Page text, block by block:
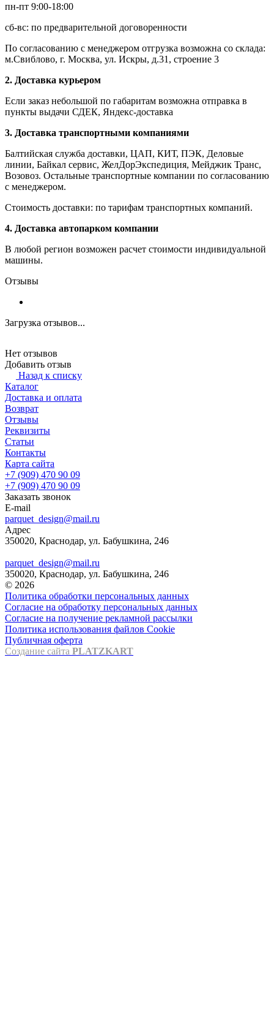
пн-пт 9:00-18:00
сб-вс: по предварительной договоренности
По согласованию с менеджером отгрузка возможна со склада:
м.Свиблово, г. Москва, ул. Искры, д.31, строение 3
2. Доставка курьером
Если заказ небольшой по габаритам возможна отправка в
пункты выдачи СДЕК, Яндекс-доставка
3. Доставка транспортными компаниями
Балтийская служба доставки, ЦАП, КИТ, ПЭК, Деловые
линии, Байкал сервис, ЖелДорЭкспедиция, Мейджик Транс,
Возовоз. Остальные транспортные компании по согласованию
с менеджером.
Стоимость доставки: по тарифам транспортных компаний.
4. Доставка автопарком компании
В любой регион возможен расчет стоимости индивидуальной
машины.
Отзывы
Загрузка отзывов...
Нет отзывов
Добавить отзыв
Назад к списку
Каталог
Доставка и оплата
Возврат
Отзывы
Реквизиты
Статьи
Контакты
Карта сайта
+7 (909) 470 90 09
+7 (909) 470 90 09
Заказать звонок
E-mail
parquet_design@mail.ru
Адрес
350020, Краснодар, ул. Бабушкина, 246
parquet_design@mail.ru
350020, Краснодар, ул. Бабушкина, 246
© 2026
Политика обработки персональных данных
Согласие на обработку персональных данных
Согласие на получение рекламной рассылки
Политика использования файлов Cookie
Публичная оферта
Создание сайта PLATZKART